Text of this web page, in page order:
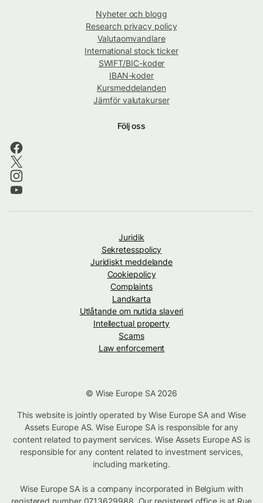
Nyheter och blogg
Research privacy policy
Valutaomvandlare
International stock ticker
SWIFT/BIC-koder
IBAN-koder
Kursmeddelanden
Jämför valutakurser
Följ oss
Juridik
Sekretesspolicy
Juridiskt meddelande
Cookiepolicy
Complaints
Landkarta
Utlåtande om nutida slaveri
Intellectual property
Scams
Law enforcement
© Wise Europe SA 2026
This website is jointly operated by Wise Europe SA and Wise
Assets Europe AS. Wise Europe SA is responsible for any
content related to payment services. Wise Assets Europe AS is
responsible for any content related to investment services,
including marketing.
Wise Europe SA is a company incorporated in Belgium with
registered number 0713629988. Our registered office is at Rue